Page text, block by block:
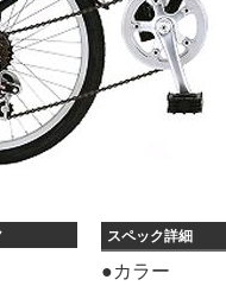
スペック詳細
ス
●カラー